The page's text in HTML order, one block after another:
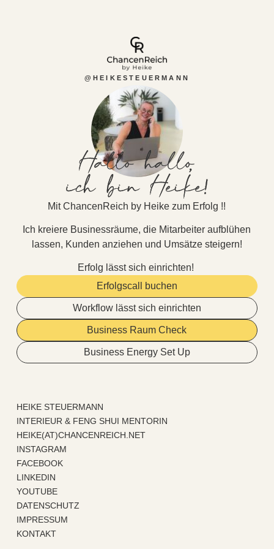
@HEIKESTEUERMANN
Mit ChancenReich by Heike zum Erfolg !!
Ich kreiere Businessräume, die Mitarbeiter aufblühen
lassen, Kunden anziehen und Umsätze steigern!
Erfolg lässt sich einrichten!
Erfolgscall buchen
Workflow lässt sich einrichten
Business Raum Check
Business Energy Set Up
HEIKE STEUERMANN
INTERIEUR & FENG SHUI MENTORIN
HEIKE(AT)CHANCENREICH.NET
INSTAGRAM
FACEBOOK
LINKEDIN
YOUTUBE
DATENSCHUTZ
IMPRESSUM
KONTAKT